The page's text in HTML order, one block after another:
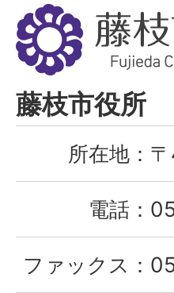
藤
枝
市
Fujieda
City
藤枝市役所
所在地：
電話：
ファックス：